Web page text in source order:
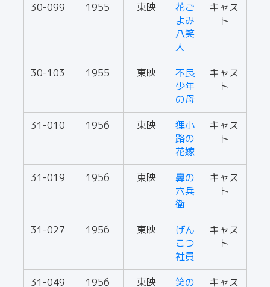
30-099 1955 東映
花ご
よみ
八笑
人
キャス
ト
30-103 1955 東映
不良
少年
の母
キャス
ト
31-010 1956 東映
狸小
路の
花嫁
キャス
ト
31-019 1956 東映
鼻の
六兵
衛
キャス
ト
31-027 1956 東映
げん
こつ
社員
キャス
ト
31-049 1956 東映
笑の
キャス